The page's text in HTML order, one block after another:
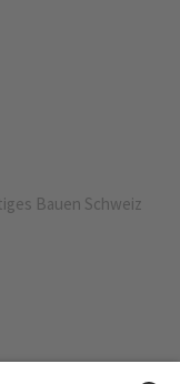
Bauen Schweiz